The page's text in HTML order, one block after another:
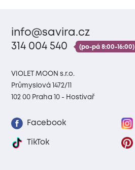
info@savira.cz
314 004 540
(po-pá 8:00-16:00)
VIOLET MOON s.r.o.
Průmyslová 1472/11
102 00 Praha 10 - Hostivař
Facebook
TikTok